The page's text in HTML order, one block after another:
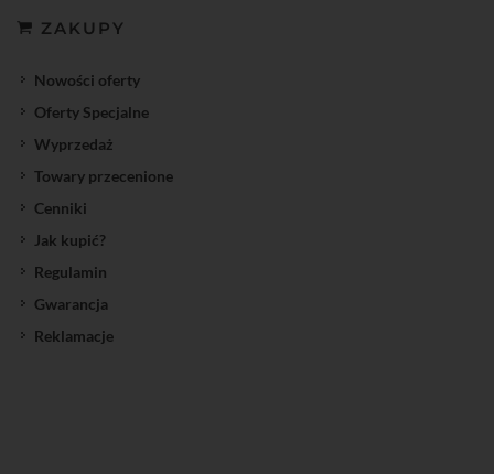
ZAKUPY
Nowości oferty
Oferty Specjalne
Wyprzedaż
Towary przecenione
Cenniki
Jak kupić?
Regulamin
Gwarancja
Reklamacje